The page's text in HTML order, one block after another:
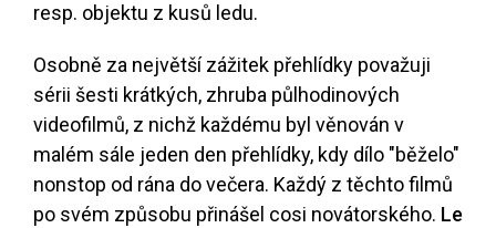
resp. objektu z kusů ledu.
Osobně za největší zážitek přehlídky považuji
sérii šesti krátkých, zhruba půlhodinových
videofilmů, z nichž každému byl věnován v
malém sále jeden den přehlídky, kdy dílo "běželo"
nonstop od rána do večera. Každý z těchto filmů
po svém způsobu přinášel cosi novátorského. Le